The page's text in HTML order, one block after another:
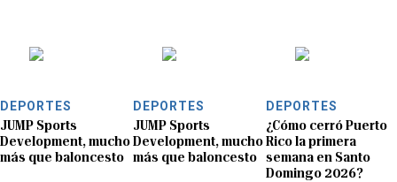
DEPORTES
JUMP Sports
Development, mucho
más que baloncesto
DEPORTES
JUMP Sports
Development, mucho
más que baloncesto
DEPORTES
¿Cómo cerró Puerto
Rico la primera
semana en Santo
Domingo 2026?